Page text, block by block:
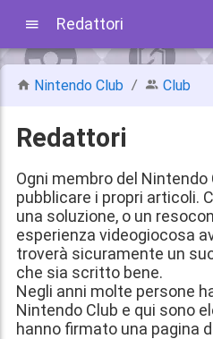
Redattori
Nintendo Club Club
Redattori
Ogni membro del
pubblicare i propri articoli.
una soluzione, o un
esperienza videogiocosa
troverà sicuramente un
che sia scritto bene.
Negli anni molte persone
Nintendo Club e qui sono
hanno firmato una pagina